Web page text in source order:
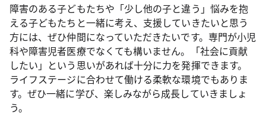
障害のある子どもたちや「少し他の子と違う」悩みを抱
える子どもたちと一緒に考え、支援していきたいと思う
方には、ぜひ仲間になっていただきたいです。専門が小児
科や障害児者医療でなくても構いません。「社会に貢献
したい」という思いがあれば十分に力を発揮できます。
ライフステージに合わせて働ける柔軟な環境でもありま
す。ぜひ一緒に学び、楽しみながら成長していきましょ
う。